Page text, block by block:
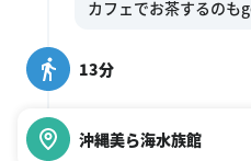
13分
沖縄美ら海水族館